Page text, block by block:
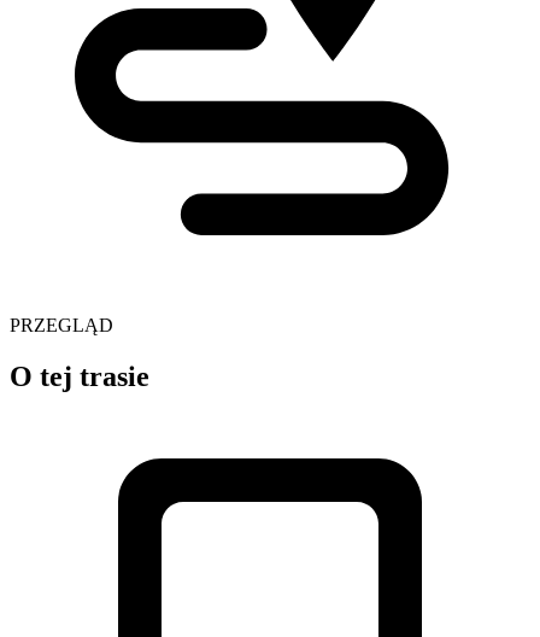
PRZEGLĄD
O tej trasie